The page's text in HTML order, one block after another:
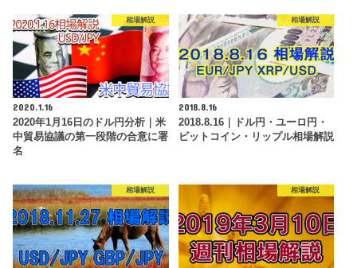
相場解説
2020.1.16
2020年1月16日のドル円分析｜米
中貿易協議の第一段階の合意に署
名
相場解説
2018.8.16
2018.8.16｜ドル円・ユーロ円・
ビットコイン・リップル相場解説
相場解説 相場解説